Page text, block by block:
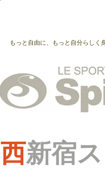
もっと自由に、もっと自分らしく
西新宿